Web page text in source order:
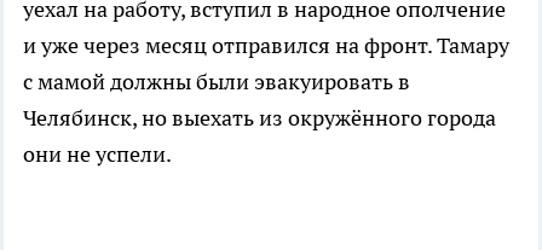
уехал на работу, вступил в народное ополчение
и уже через месяц отправился на фронт. Тамару
с мамой должны были эвакуировать в
Челябинск, но выехать из окружённого города
они не успели.